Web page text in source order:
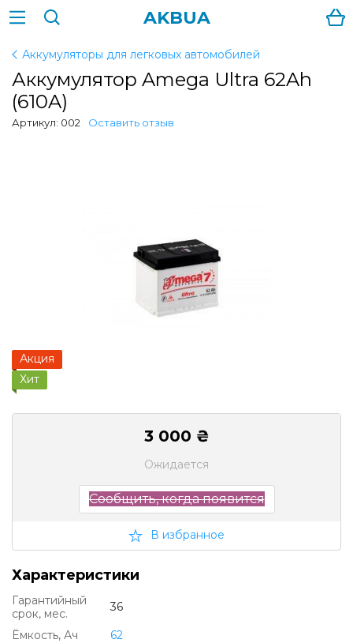
Аккумуляторы для легковых автомобилей
Аккумулятор Amega Ultra 62Ah
(610A)
Артикул: 002 Оставить отзыв
Акция
Хит
3 000 ₴
Ожидается
Сообщить, когда появится
В избранное
Характеристики
Гарантийный
срок, мес.
36
Ëмкость, Ач
62
AKBUA